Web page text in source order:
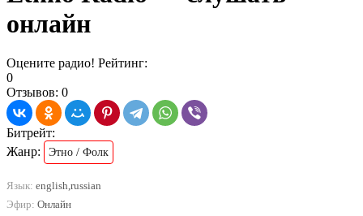
онлайн
Оцените радио! Рейтинг:
0
Отзывов: 0
Битрейт:
Жанр:
Этно / Фолк
Язык: english,russian
Эфир: Онлайн